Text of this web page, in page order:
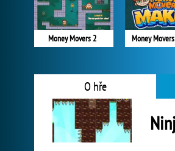
Money Movers 2 Money
O hře